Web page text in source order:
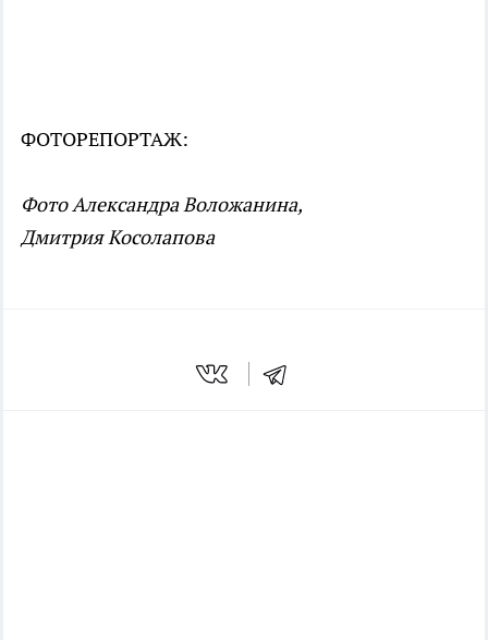
ФОТОРЕПОРТАЖ:
Фото Александра Воложанина,
Дмитрия Косолапова